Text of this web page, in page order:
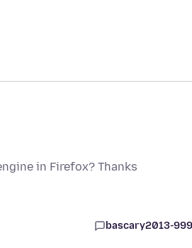
in Firefox? Thanks
bascary2013-999